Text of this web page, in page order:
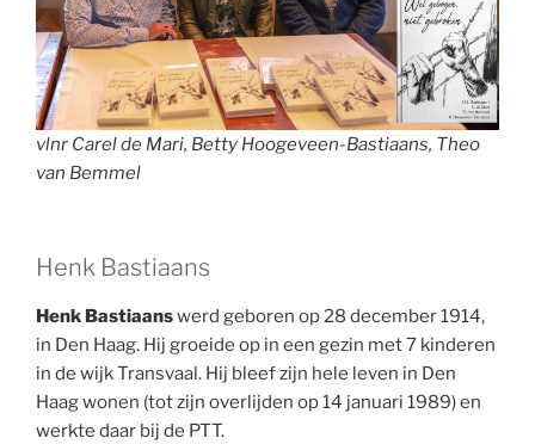
vlnr Carel de Mari, Betty Hoogeveen-Bastiaans, Theo
van Bemmel
Henk Bastiaans
Henk Bastiaanswerd geboren op 28 december 1914,
in Den Haag. Hij groeide op in een gezin met 7 kinderen
in de wijk Transvaal. Hij bleef zijn hele leven in Den
Haag wonen (tot zijn overlijden op 14 januari 1989) en
werkte daar bij de PTT.